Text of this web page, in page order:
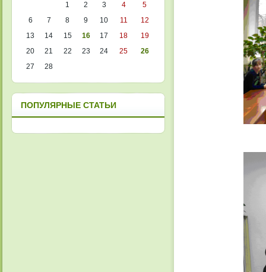
1
2 3 4
5
6
7 8 9 10 11
12
13
14 15 16 17 18
19
20
21 22 23 24 25
26
27
28
ПОПУЛЯРНЫЕ СТАТЬИ